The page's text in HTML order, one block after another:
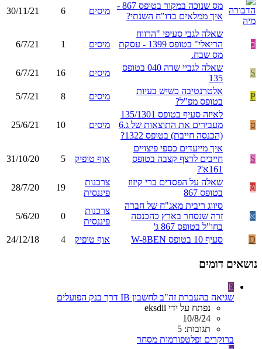
מס שנוכה במקור בטופס 867 -
איך ממלאים בדו"ח השנתי?
מיסים 6
30/11/21
ב
שאלה לגבי סעיפי "הרווח
הריאלי" בטופס 1399 - עסקת
מס שבח.
מיסים 1
6/7/21
S
שאלה לגביי שדה 040 בטופס
135
מיסים 16
6/7/21
P
אלטרנטיבה כשיש בעיות
בטופס מפ"ל?
מיסים 8
5/7/21
ס
לאיזה סעיף בטופס 135/1301
מעבירים את התוצאות של ג.6
(הכנסה חייבת) בטופס 1322?
מיסים 10
25/6/21
S
איך מייעדים כספי פיצויים
חייבים לרצף קצבה בטופס
161א'?
אוף טופיק 5
31/10/20
ט
שאלה על הפסדים ברי קיזוז
בטופס 867
צרכנות
פיננסית
19
28/7/20
א
סיווג ריבית מאג"ח של חברה
זרה שנסחר בארץ כהכנסה
בחו"ל בטופס 867 ג'
צרכנות
פיננסית
0
5/6/20
D סעיף 10 בטופס W-8BEN אוף טופיק 4
24/12/18
נושאים דומים
E
שגיאה בהעברת זה"ב לחשבון IB דרך בנק הפועלים
נפתח על ידי eksdii
10/8/24
תגובות: 5
ברוקרים ופלטפורמות מסחר